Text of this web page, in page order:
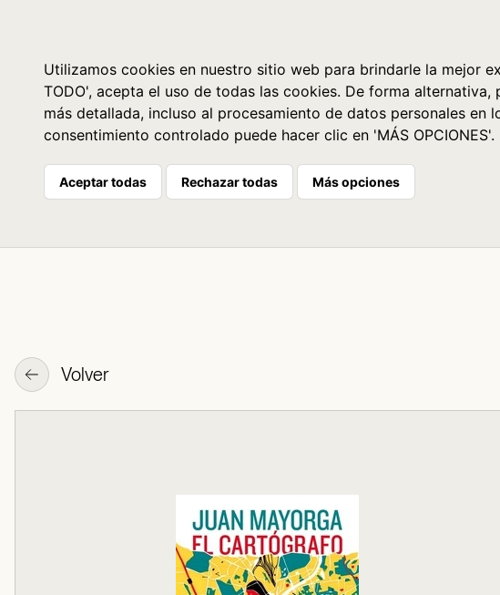
Utilizamos cookies en nuestro sitio web para brindarle la mejor
TODO', acepta el uso de todas las cookies. De forma
más detallada, incluso al procesamiento de datos personales
consentimiento controlado puede hacer clic en 'MÁS OPCIONES'.
Aceptar todas Rechazar todas Más opciones
Volver